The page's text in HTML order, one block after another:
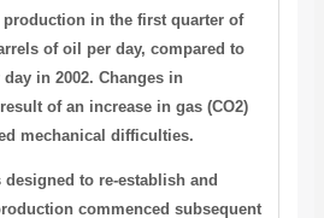
production in the first quarter of
of oil per day, compared to
in 2002. Changes in
of an increase in gas (CO2)
mechanical difficulties.
to re-establish and
commenced subsequent